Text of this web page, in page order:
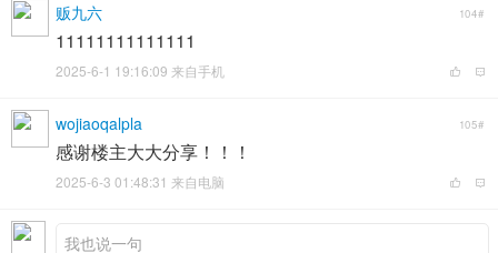
贩九六 104#
11111111111111
2025-6-1 19:16:09 来自手机
wojiaoqalpla 105#
感谢楼主大大分享！！！
2025-6-3 01:48:31 来自电脑